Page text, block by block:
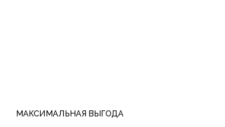
МАКСИМАЛЬНАЯ ВЫГОДА